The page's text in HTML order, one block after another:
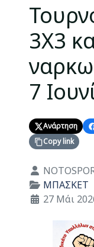
3Χ3
7
Ανάρτηση
Copy link
Λεπτομέρειες
ΜΠΑΣΚΕΤ
27 Μάι